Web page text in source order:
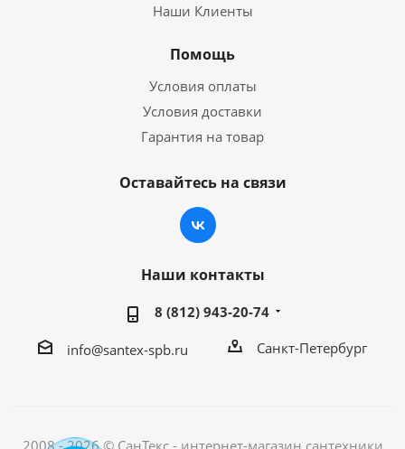
Наши Клиенты
Помощь
Условия оплаты
Условия доставки
Гарантия на товар
Оставайтесь на связи
Наши контакты
8 (812) 943-20-74
info@santex-spb.ru Санкт-Петербург
2008 - 2026 © СанТекс - интернет-магазин cантехники